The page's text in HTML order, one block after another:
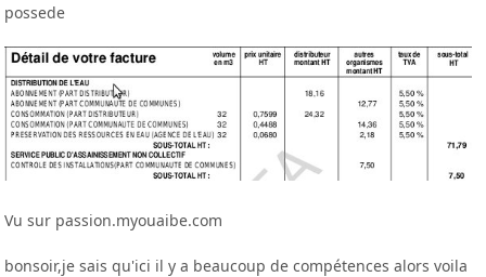
possede
Vu sur passion.myouaibe.com
bonsoir,je sais qu'ici il y a beaucoup de compétences alors voila